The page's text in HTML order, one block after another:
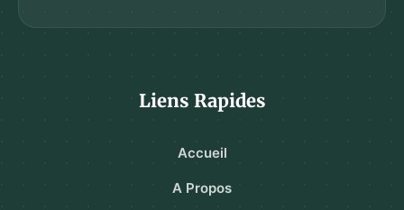
Liens Rapides
Accueil
A Propos